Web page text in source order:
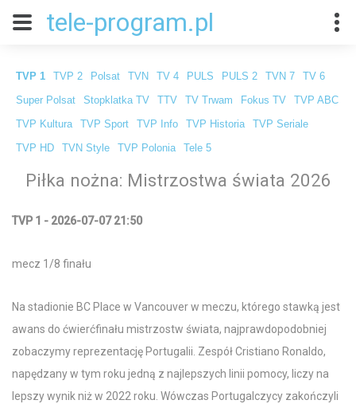
tele-program.pl
TVP 1 TVP 2 Polsat TVN TV 4 PULS PULS 2 TVN 7 TV 6
Super Polsat Stopklatka TV TTV TV Trwam Fokus TV TVP ABC
TVP Kultura TVP Sport TVP Info TVP Historia TVP Seriale
TVP HD TVN Style TVP Polonia Tele 5
Piłka nożna: Mistrzostwa świata 2026
TVP 1 - 2026-07-07 21:50
mecz 1/8 finału
Na stadionie BC Place w Vancouver w meczu, którego stawką jest
awans do ćwierćfinału mistrzostw świata, najprawdopodobniej
zobaczymy reprezentację Portugalii. Zespół Cristiano Ronaldo,
napędzany w tym roku jedną z najlepszych linii pomocy, liczy na
lepszy wynik niż w 2022 roku. Wówczas Portugalczycy zakończyli